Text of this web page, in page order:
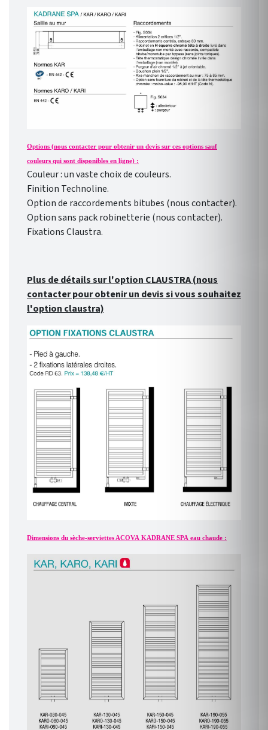
Options (nous contacter pour obtenir un devis sur ces options sauf
couleurs qui sont disponibles en ligne) :
Couleur : un vaste choix de couleurs.
Finition Technoline.
Option de raccordements bitubes (nous contacter).
Option sans pack robinetterie (nous contacter).
Fixations Claustra.
Plus de détails sur l'option CLAUSTRA (nous
contacter pour obtenir un devis si vous souhaitez
l'option claustra)
Dimensions du sèche-serviettes ACOVA KADRANE SPA eau chaude :